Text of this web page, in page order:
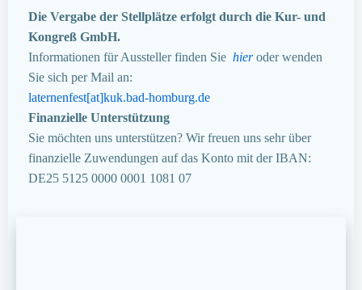
Die Vergabe der Stellplätze erfolgt durch die Kur- und
Kongreß GmbH.
Informationen für Aussteller finden Sie hieroder wenden
Sie sich per Mail an:
laternenfest[at]kuk.bad-homburg.de
Finanzielle Unterstützung
Sie möchten uns unterstützen? Wir freuen uns sehr über
finanzielle Zuwendungen auf das Konto mit der IBAN:
DE25 5125 0000 0001 1081 07